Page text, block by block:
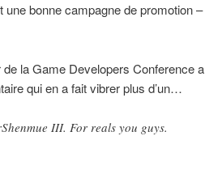
une bonne campagne de promotion –
la Game Developers Conference a
qui en a fait vibrer plus d’un…
III. For reals you guys.